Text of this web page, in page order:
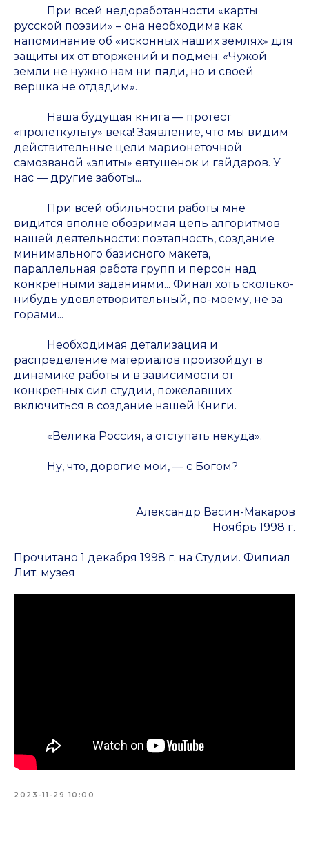
При всей недоработанности «карты
русской поэзии» – она необходима как
напоминание об «исконных наших землях» для
защиты их от вторжений и подмен: «Чужой
земли не нужно нам ни пяди, но и своей
вершка не отдадим».
Наша будущая книга — протест
«пролеткульту» века! Заявление, что мы видим
действительные цели марионеточной
самозваной «элиты» евтушенок и гайдаров. У
нас — другие заботы...
При всей обильности работы мне
видится вполне обозримая цепь алгоритмов
нашей деятельности: поэтапность, создание
минимального базисного макета,
параллельная работа групп и персон над
конкретными заданиями... Финал хоть сколько-
нибудь удовлетворительный, по-моему, не за
горами...
Необходимая детализация и
распределение материалов произойдут в
динамике работы и в зависимости от
конкретных сил студии, пожелавших
включиться в создание нашей Книги.
«Велика Россия, а отступать некуда».
Ну, что, дорогие мои, — с Богом?
Александр Васин-Макаров
Ноябрь 1998 г.
Прочитано 1 декабря 1998 г. на Студии. Филиал
Лит. музея
2023-11-29 10:00